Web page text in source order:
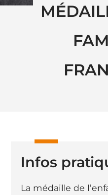
Infos
La médaille de